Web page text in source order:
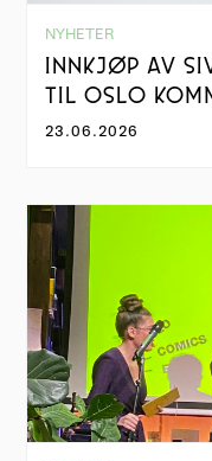
NYHETER
INNKJØP AV
TIL OSLO
23.06.2026